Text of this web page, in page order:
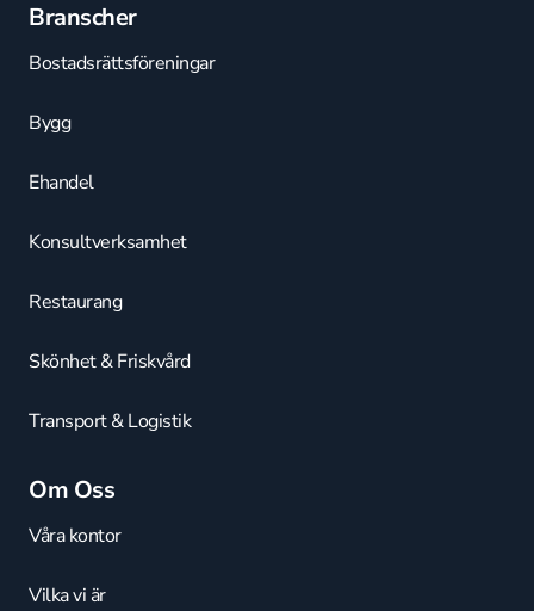
Branscher
Bostadsrättsföreningar
Bygg
Ehandel
Konsultverksamhet
Restaurang
Skönhet & Friskvård
Transport & Logistik
Om Oss
Våra kontor
Vilka vi är